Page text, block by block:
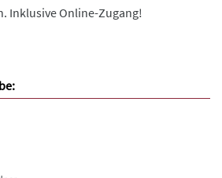
Inklusive Online-Zugang!